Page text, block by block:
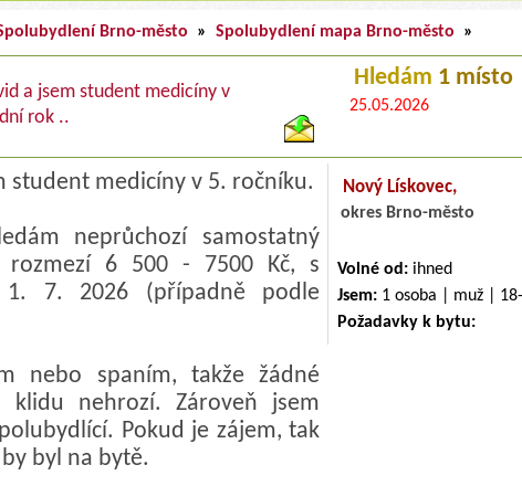
Brno-město » Spolubydlení mapa Brno-město »
a jsem student medicíny v
rok ..
Hledám 1 místo
25.05.2026
student medicíny v 5. ročníku.
neprůchozí samostatný
rozmezí 6 500 - 7500 Kč, s
1. 7. 2026 (případně podle
nebo spaním, takže žádné
nehrozí. Zároveň jsem
Pokud je zájem, tak
byl na bytě.
Nový Lískovec,
okres Brno-město
Volné od: ihned
Jsem: 1 osoba | muž |
Požadavky k bytu: